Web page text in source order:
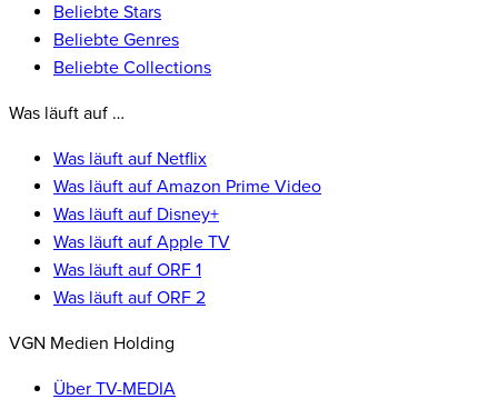
Beliebte Stars
Beliebte Genres
Beliebte Collections
Was läuft auf …
Was läuft auf Netflix
Was läuft auf Amazon Prime Video
Was läuft auf Disney+
Was läuft auf Apple TV
Was läuft auf ORF 1
Was läuft auf ORF 2
VGN Medien Holding
Über TV-MEDIA